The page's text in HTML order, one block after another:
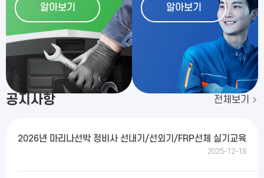
알아보기 알아보기
공지사항 전체보기
2026년 마리나선박 정비사 선내기/선외기/FRP선체 실기교육
2025-12-18